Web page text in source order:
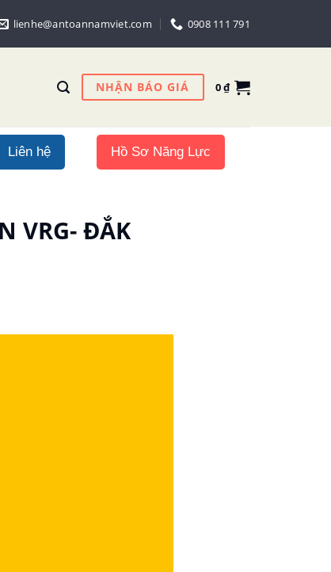
lienhe@antoannamviet.com 0908 111 791
NHẬN BÁO GIÁ 0₫
Liên hệ Hồ Sơ Năng Lực
VRG- ĐẮK